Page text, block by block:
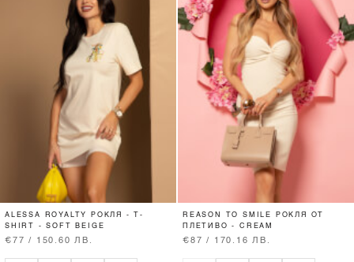
ALESSA ROYALTY РОКЛЯ - T-
SHIRT - SOFT BEIGE
€77 / 150.60 ЛВ.
REASON TO SMILE РОКЛЯ ОТ
ПЛЕТИВО - CREAM
€87 / 170.16 ЛВ.